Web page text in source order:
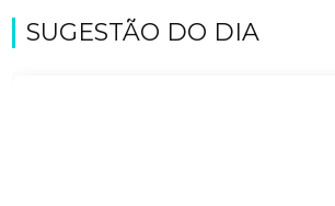
SUGESTÃO DO DIA